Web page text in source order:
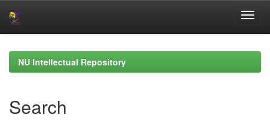
navigationNU Intellectual Repository
Search